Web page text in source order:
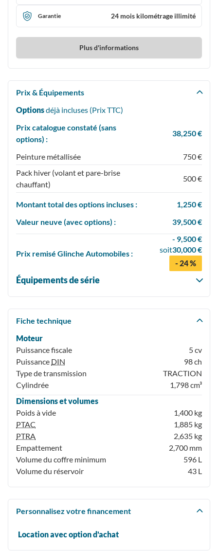
Garantie 24 mois kilométrage illimité
Plus d'informations
Prix & Équipements
Optionsdéjà incluses (PrixTTC)
Prix catalogue constaté (sans
options) :
38,250 €
Peinture métallisée
750 €
Pack hiver (volant et pare-brise
chauffant)
500 €
Montant total des options incluses :
1,250 €
Valeur neuve (avec options) :
39,500 €
Prix remisé Glinche Automobiles :
- 9,500 €
soit30,000 €
- 24 %
Équipements de série
Fiche technique
Moteur
Puissance fiscale
5 cv
Puissance DIN
98 ch
Type de transmission
TRACTION
Cylindrée
1,798 cm³
Dimensions et volumes
Poids à vide
1,400 kg
PTAC
1,885 kg
PTRA
2,635 kg
Empattement
2,700 mm
Volume du coffre minimum
596 L
Volume du réservoir
43 L
Personnalisez votre financement
Location avec option d'achat